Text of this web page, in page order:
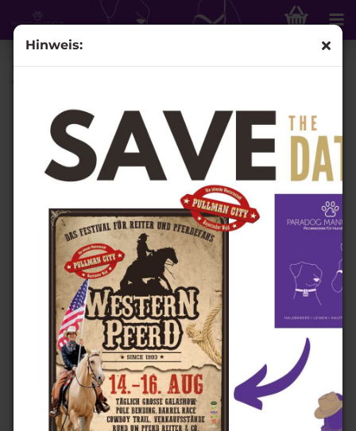
Hinweis:
Retrieverleine Bleeding - mit Stegring /Schiebeknoten &